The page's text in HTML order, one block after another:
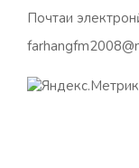
Почтаи